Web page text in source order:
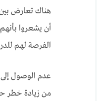
هناك تعارض
أن يشعروا
الفرصة لهم
عدم الوصول
من زيادة خطر